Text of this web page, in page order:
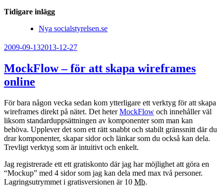
Tidigare inlägg
Nya socialstyrelsen.se
Publicerat
2009-09-132013-12-27
MockFlow – för att skapa wireframes
online
För bara någon vecka sedan kom ytterligare ett verktyg för att skapa
wireframes direkt på nätet. Det heterMockFlow och innehåller väl
liksom standarduppsättningen av komponenter som man kan
behöva. Upplever det som ett rätt snabbt och stabilt gränssnitt där du
drar komponenter, skapar sidor och länkar som du också kan dela.
Trevligt verktyg som är intuitivt och enkelt.
Jag registrerade ett ett gratiskonto där jag har möjlighet att göra en
“Mockup” med 4 sidor som jag kan dela med max två personer.
Lagringsutrymmet i gratisversionen är 10 Mb.